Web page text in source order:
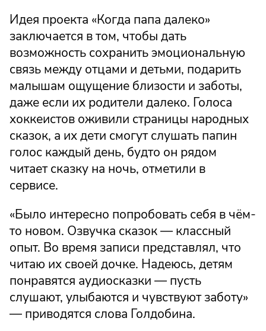
Идея проекта «Когда папа далеко»
заключается в том, чтобы дать
возможность сохранить эмоциональную
связь между отцами и детьми, подарить
малышам ощущение близости и заботы,
даже если их родители далеко. Голоса
хоккеистов оживили страницы народных
сказок, а их дети смогут слушать папин
голос каждый день, будто он рядом
читает сказку на ночь, отметили в
сервисе.
«Было интересно попробовать себя в чём-
то новом. Озвучка сказок — классный
опыт. Во время записи представлял, что
читаю их своей дочке. Надеюсь, детям
понравятся аудиосказки — пусть
слушают, улыбаются и чувствуют заботу»
— приводятся слова Голдобина.